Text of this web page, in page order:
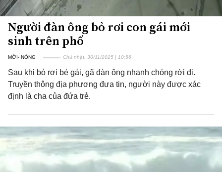
Người đàn ông bỏ rơi con gái mới
sinh trên phố
MỚI- NÓNG Chủ nhật, 30/11/2025 | 10:56
Sau khi bỏ rơi bé gái, gã đàn ông nhanh chóng rời đi.
Truyền thông địa phương đưa tin, người này được xác
định là cha của đứa trẻ.